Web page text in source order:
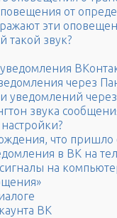
от
эти
такой звук?
через
уведомлений
звука
что
в ВК на
на
ВК